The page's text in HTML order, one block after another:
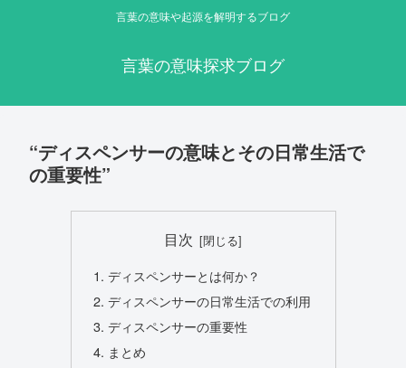
言葉の意味や起源を解明するブログ
言葉の意味探求ブログ
“ディスペンサーの意味とその日常生活で
の重要性”
目次
ディスペンサーとは何か？
ディスペンサーの日常生活での利用
ディスペンサーの重要性
まとめ